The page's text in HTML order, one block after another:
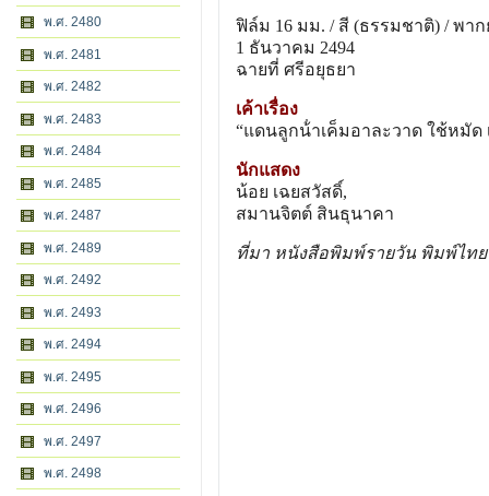
พ.ศ. 2480
พ.ศ. 2481
พ.ศ. 2482
พ.ศ. 2483
พ.ศ. 2484
พ.ศ. 2485
พ.ศ. 2487
พ.ศ. 2489
พ.ศ. 2492
พ.ศ. 2493
พ.ศ. 2494
พ.ศ. 2495
พ.ศ. 2496
พ.ศ. 2497
พ.ศ. 2498
ฟิล์ม 16 มม. / สี (ธรรมชาติ) / พาก
1 ธันวาคม 2494
ฉายที่ ศรีอยุธยา
เค้าเรื่อง
“แดนลูกน้ําเค็มอาละวาด ใช้หมั
นักแสดง
น้อย เฉยสวัสดิ์,
สมานจิตต์ สินธุนาคา
ที่มา หนังสือพิมพ์รายวัน พิมพ์ไทย